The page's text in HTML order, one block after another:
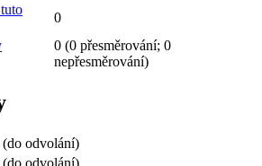
0
0 (0 přesměrování; 0
nepřesměrování)
odvolání)
odvolání)